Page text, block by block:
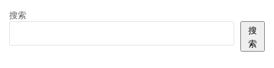
搜索
搜
索